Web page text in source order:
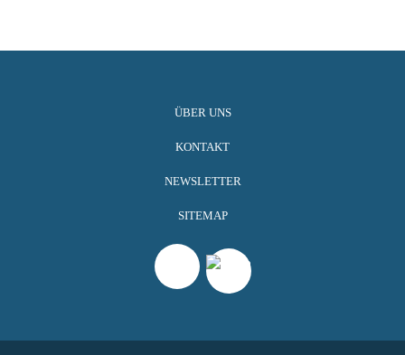
ÜBER UNS
KONTAKT
NEWSLETTER
SITEMAP